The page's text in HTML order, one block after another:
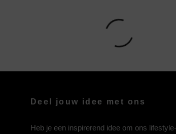
Deel jouw idee met ons
Heb je een inspirerend idee om ons lifestyle-